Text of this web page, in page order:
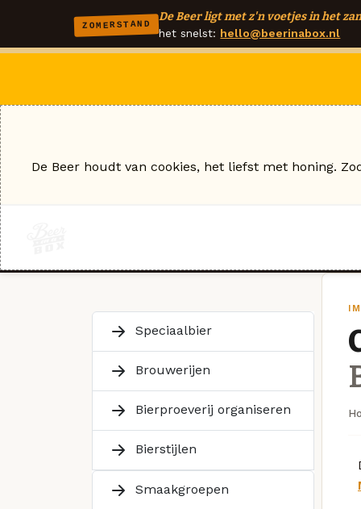
ZOMERSTAND
De Beer ligt met z'n voetjes in het
het snelst: hello@beerinabox.nl
Speciaalbier
Brouwerijen
Bierproeverij organiseren
Bierstijlen
Smaakgroepen
De Beer houdt van cookies, het liefst met honing.